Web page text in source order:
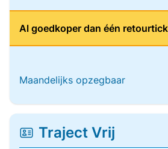
Al goedkoper dan één
Maandelijks opzegbaar
Traject Vrij